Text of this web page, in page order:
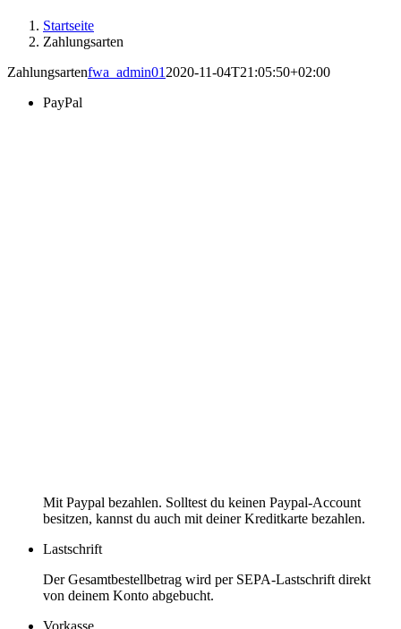
Startseite
Zahlungsarten
Zahlungsartenfwa_admin01 2020-11-04T21:05:50+02:00
PayPal
Mit Paypal bezahlen. Solltest du keinen Paypal-Account
besitzen, kannst du auch mit deiner Kreditkarte bezahlen.
Lastschrift
Der Gesamtbestellbetrag wird per SEPA-Lastschrift direkt
von deinem Konto abgebucht.
Vorkasse